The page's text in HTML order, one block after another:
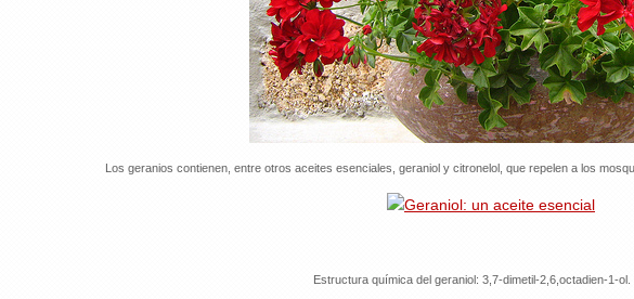
Los geranios contienen, entre otros aceites esenciales, geraniol y citronelol, que repelen a los
Estructura química del geraniol: 3,7-dimetil-2,6,octadien-1-ol.